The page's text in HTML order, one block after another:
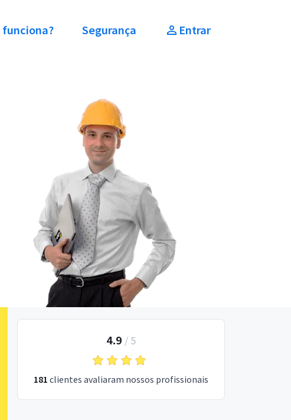
funciona? Segurança Entrar
4.9 / 5
181 clientes avaliaram nossos profissionais